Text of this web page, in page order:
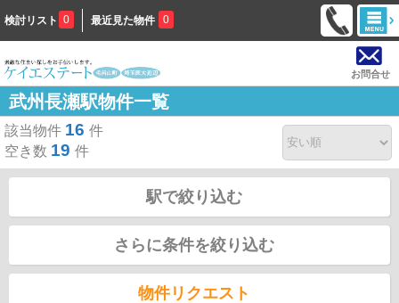
検討リスト 0 最近見た物件 0
お問合せ
武州長瀬駅物件一覧
該当物件 16 件
空き数 19 件
駅で絞り込む
さらに条件を絞り込む
物件リクエスト